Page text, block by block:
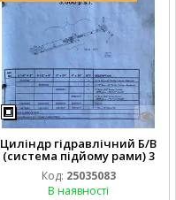
Циліндр гідравлічний Б/В
(система підйому рами) 3
1/2 84255910
Код: 25035083
В наявності